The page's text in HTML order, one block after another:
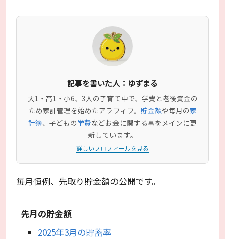
記事を書いた人：ゆずまる
大1・高1・小6、3人の子育て中で、学費と老後資金の
ため家計管理を始めたアラフィフ。 貯金額や毎月の家
計簿、子どもの学費などお金に関する事をメインに更
新しています。
詳しいプロフィールを見る
毎月恒例、先取り貯金額の公開です。
先月の貯金額
2025年3月の貯蓄率